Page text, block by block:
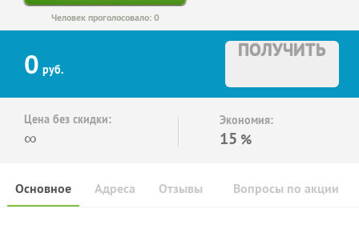
Человек проголосовало: 0
0 руб.
ПОЛУЧИТЬ
Цена без скидки:
∞
Экономия:
15 %
Основное Отзывы Вопросы по акции
Адреса